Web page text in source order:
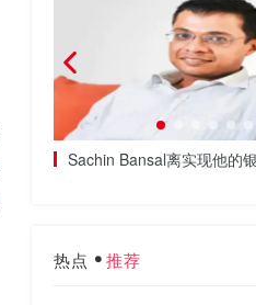
Sachin Bansal离实现他的
热点 推荐